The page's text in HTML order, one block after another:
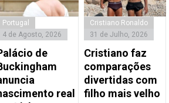
Portugal
4 de Agosto, 2026
de
real
Cristiano Ronaldo
31 de Julho, 2026
Cristiano faz
comparações
divertidas com
filho mais velho